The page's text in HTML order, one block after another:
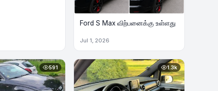
Ford S Max விற்பனைக்கு உள்ளது
Jul 1, 2026
591 1.3k